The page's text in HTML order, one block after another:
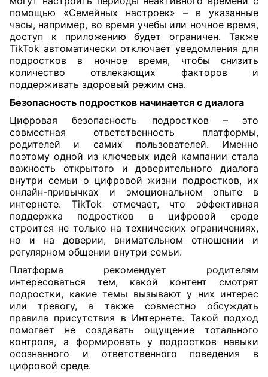
помощью «Семейных настроек» – в указанные
часы, например, во время учебы или ночное время,
доступ к приложению будет ограничен. Также
TikTok автоматически отключает уведомления для
подростков в ночное время, чтобы снизить
количество отвлекающих факторов и
поддерживать здоровый режим сна.
Безопасность подростков начинается с диалога
Цифровая безопасность подростков – это
совместная ответственность платформы,
родителей и самих пользователей. Именно
поэтому одной из ключевых идей кампании стала
важность открытого и доверительного диалога
внутри семьи о цифровой жизни подростков, их
онлайн-привычках и эмоциональном опыте в
интернете. TikTok отмечает, что эффективная
поддержка подростков в цифровой среде
строится не только на технических ограничениях,
но и на доверии, внимательном отношении и
регулярном общении внутри семьи.
Платформа рекомендует родителям
интересоваться тем, какой контент смотрят
подростки, какие темы вызывают у них интерес
или тревогу, а также совместно обсуждать
правила присутствия в Интернете. Такой подход
помогает не создавать ощущение тотального
контроля, а формировать у подростков навыки
осознанного и ответственного поведения в
цифровой среде.